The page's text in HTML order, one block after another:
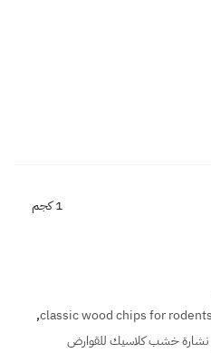
1 كجم
classic wood chips for rodents
,
خشب كلاسيك للقوارض